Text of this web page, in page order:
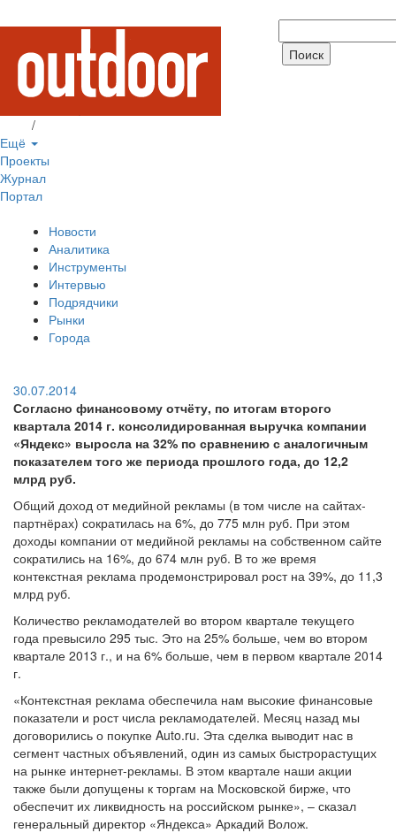
/
Ещё
Проекты
Журнал
Портал
Новости
Аналитика
Инструменты
Интервью
Подрядчики
Рынки
Города
30.07.2014
Согласно финансовому отчёту, по итогам второго
квартала 2014 г. консолидированная выручка компании
«Яндекс» выросла на 32% по сравнению с аналогичным
показателем того же периода прошлого года, до 12,2
млрд руб.
Общий доход от медийной рекламы (в том числе на сайтах-
партнёрах) сократилась на 6%, до 775 млн руб. При этом
доходы компании от медийной рекламы на собственном сайте
сократились на 16%, до 674 млн руб. В то же время
контекстная реклама продемонстрировал рост на 39%, до 11,3
млрд руб.
Количество рекламодателей во втором квартале текущего
года превысило 295 тыс. Это на 25% больше, чем во втором
квартале 2013 г., и на 6% больше, чем в первом квартале 2014
г.
«Контекстная реклама обеспечила нам высокие финансовые
показатели и рост числа рекламодателей. Месяц назад мы
договорились о покупке Auto.ru. Эта сделка выводит нас в
сегмент частных объявлений, один из самых быстрорастущих
на рынке интернет-рекламы. В этом квартале наши акции
также были допущены к торгам на Московской бирже, что
обеспечит их ликвидность на российском рынке», – сказал
генеральный директор «Яндекса» Аркадий Волож.